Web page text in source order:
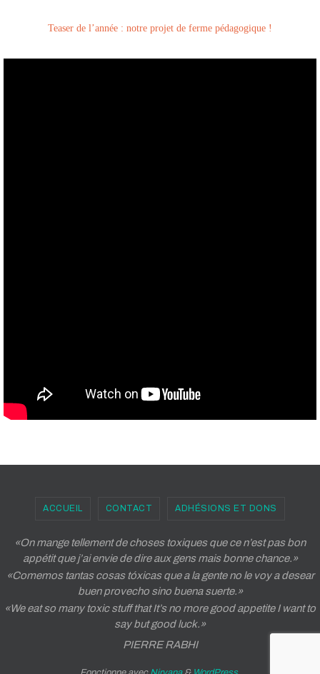
Teaser de l’année : notre projet de ferme pédagogique !
ACCUEIL CONTACT ADHÉSIONS ET DONS
«On mange tellement de choses toxiques que ce n’est pas bon
appétit que j’ai envie de dire aux gens mais bonne chance.»
«Comemos tantas cosas tóxicas que a la gente no le voy a desear
buen provecho sino buena suerte.»
«We eat so many toxic stuff that It’s no more good appetite I want to
say but good luck.»
PIERRE RABHI